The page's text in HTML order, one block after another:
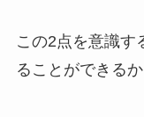
この2点を意識す
ることができるか